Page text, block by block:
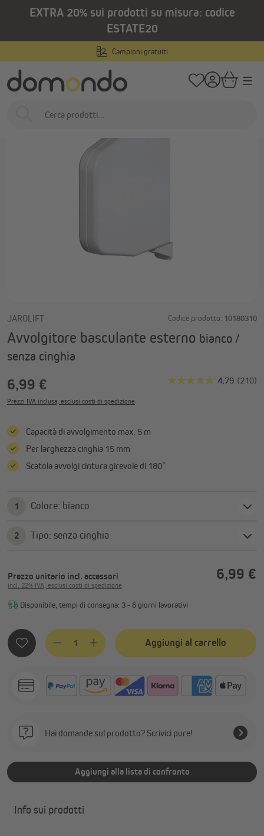
principale
EXTRA 20% sui prodotti su misura: codice
ESTATE20
Campioni gratuiti
Domotica e motorizzazione / Avvolgitori a nastro
JAROLIFT Codice prodotto: 10180310
Avvolgitore basculante esterno bianco /
senza cinghia
6,99 €
Prezzi IVA inclusa, esclusi costi di spedizione
Capacità di avvolgimento max. 5 m
Per larghezza cinghia 15 mm
Scatola avvolgi cintura girevole di 180°
1 Colore: bianco
2 Tipo: senza cinghia
Prezzo unitario incl. accessori 6,99 €
incl. 22% IVA, esclusi costi di spedizione
Disponibile, tempi di consegna: 3 - 6 giorni lavorativi
Quantità del prodotto: inserisci la quantità desiderata o
Aggiungi al carrello
Hai domande sul prodotto? Scrivici pure!
Aggiungi alla lista di confronto
Info sui prodotti